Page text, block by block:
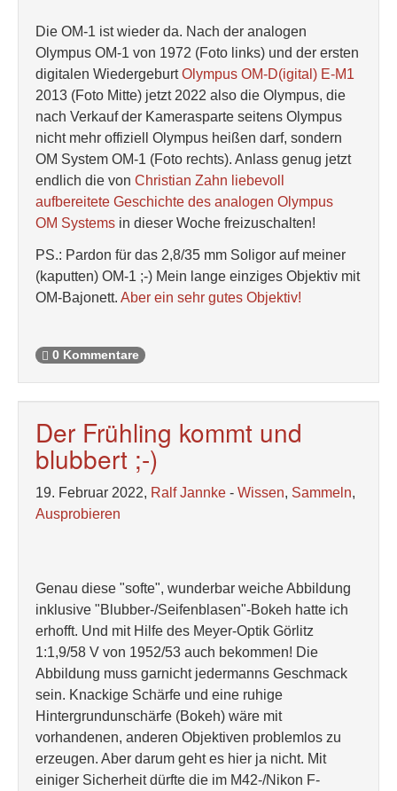
Die OM-1 ist wieder da. Nach der analogen
Olympus OM-1 von 1972 (Foto links) und der ersten
digitalen WiedergeburtOlympus OM-D(igital) E-M1
2013 (Foto Mitte) jetzt 2022 also die Olympus, die
nach Verkauf der Kamerasparte seitens Olympus
nicht mehr offiziell Olympus heißen darf, sondern
OM System OM-1 (Foto rechts). Anlass genug jetzt
endlich die von Christian Zahn liebevoll
aufbereitete Geschichte des analogen Olympus
OM Systems in dieser Woche freizuschalten!
PS.: Pardon für das 2,8/35 mm Soligor auf meiner
(kaputten) OM-1 ;-) Mein lange einziges Objektiv mit
OM-Bajonett. Aber ein sehr gutes Objektiv!
0 Kommentare
Der Frühling kommt und
blubbert ;-)
19. Februar 2022, Ralf Jannke - Wissen, Sammeln,
Ausprobieren
Genau diese "softe", wunderbar weiche Abbildung
inklusive "Blubber-/Seifenblasen"-Bokeh hatte ich
erhofft. Und mit Hilfe des Meyer-Optik Görlitz
1:1,9/58 V von 1952/53 auch bekommen! Die
Abbildung muss garnicht jedermanns Geschmack
sein. Knackige Schärfe und eine ruhige
Hintergrundunschärfe (Bokeh) wäre mit
vorhandenen, anderen Objektiven problemlos zu
erzeugen. Aber darum geht es hier ja nicht. Mit
einiger Sicherheit dürfte die im M42-/Nikon F-